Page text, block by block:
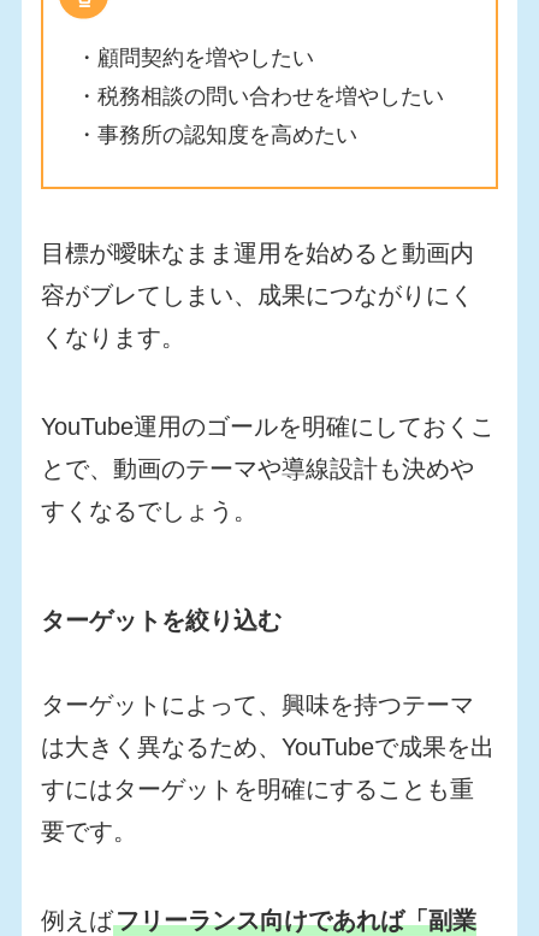
・顧問契約を増やしたい
・税務相談の問い合わせを増やしたい
・事務所の認知度を高めたい
目標が曖昧なまま運用を始めると動画内
容がブレてしまい、成果につながりにく
くなります。
YouTube運用のゴールを明確にしておくこ
とで、動画のテーマや導線設計も決めや
すくなるでしょう。
ターゲットを絞り込む
ターゲットによって、興味を持つテーマ
は大きく異なるため、YouTubeで成果を出
すにはターゲットを明確にすることも重
要です。
例えばフリーランス向けであれば「副業